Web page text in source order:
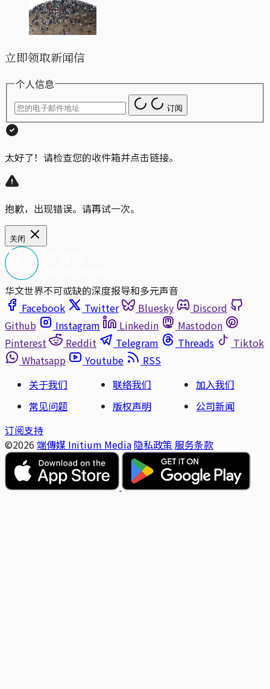
立即领取新闻信
个人信息
订阅
太好了！请检查您的收件箱并点击链接。
抱歉，出现错误。请再试一次。
关闭
华文世界不可或缺的深度报导和多元声音
Facebook
Twitter Bluesky
Discord
Github
Instagram Linkedin
Mastodon
Pinterest
Reddit Telegram Threads
Tiktok
Whatsapp
Youtube
RSS
关于我们
联络我们
加入我们
常见问题
版权声明
公司新闻
订阅支持
©2026 端傳媒 Initium Media 隐私政策 服务条款